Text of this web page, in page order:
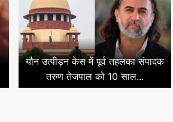
यौन उत्पीड़न केस में पूर्व तहलका संपादक
तरुण तेजपाल को 10 साल...